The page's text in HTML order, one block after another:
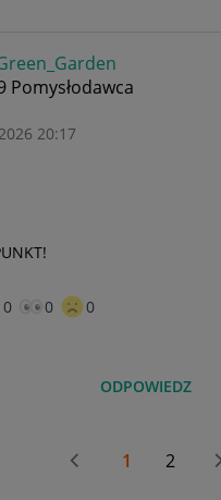
Pomysłodawca
20:17
0 0 0
ODPOWIEDZ
1 2